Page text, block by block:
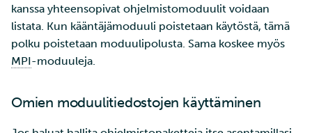
kanssa yhteensopivat ohjelmistomoduulit voidaan
listata. Kun kääntäjämoduuli poistetaan käytöstä, tämä
polku poistetaan moduulipolusta. Sama koskee myös
MPI-moduuleja.
Omien moduulitiedostojen käyttäminen